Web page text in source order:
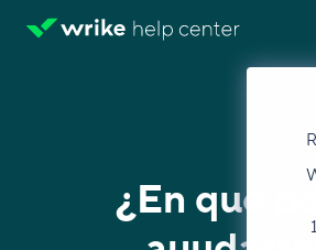
¿En qué